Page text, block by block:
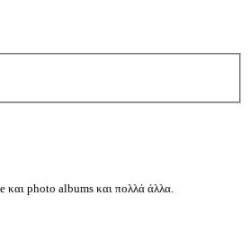
και photo albums και πολλά άλλα.